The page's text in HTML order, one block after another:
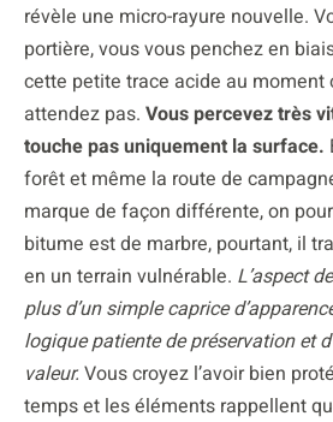
révèle une micro-rayure nouvelle.
portière, vous vous penchez en
cette petite trace acide au moment
attendez pas. Vous percevez très
touche pas uniquement la surface.
forêt et même la route de
marque de façon différente, on
bitume est de marbre, pourtant, il
en un terrain vulnérable. L’aspect
plus d’un simple caprice
logique patiente de préservation et
valeur.Vous croyez l’avoir bien
temps et les éléments rappellent